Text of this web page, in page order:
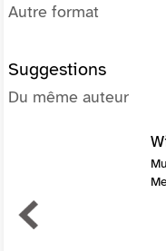
Autre format
Suggestions
Du même auteur